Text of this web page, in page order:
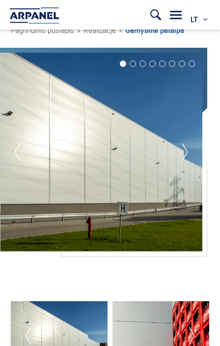
LT
Pagrindinis puslapis » Realizacje »Gamybinė patalpa